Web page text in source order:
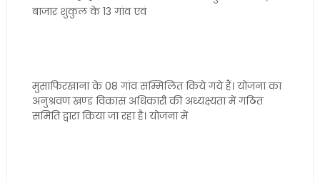
बाजार शुकुल के 13 गांव एवं
मुसाफिरखाना के 08 गांव सम्मिलित किये गये हैं। योजना का
अनुश्रवण खण्ड विकास अधिकारी की अध्यक्ष्यता में गठित
समिति द्वारा किया जा रहा है। योजना में